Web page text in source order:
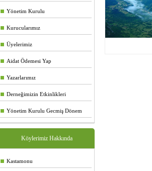
Yönetim Kurulu
Kurucularımız
Üyelerimiz
Aidat Ödemesi Yap
Yazarlarımız
Derneğimizin Etkinlikleri
Yönetim Kurulu Gecmiş Dönem
Köylerimiz Hakkında
Kastamonu